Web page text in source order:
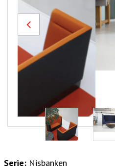
Previous
Serie:Nisbanken